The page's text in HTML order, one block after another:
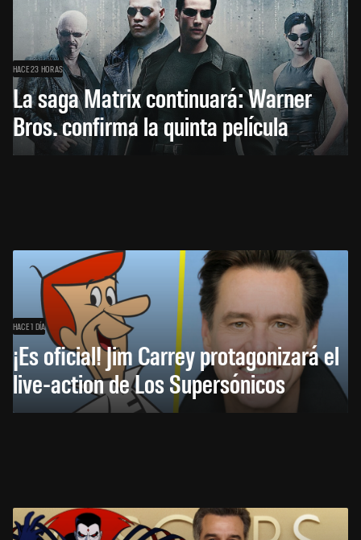
HACE 23 HORAS
La saga Matrix continuará: Warner
Bros. confirma la quinta película
HACE 1 DÍA
¡Es oficial! Jim Carrey protagonizará el
live-action de Los Supersónicos